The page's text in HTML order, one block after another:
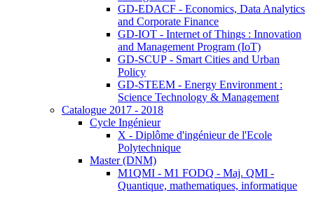
GD-EDACF - Economics, Data Analytics
and Corporate Finance
GD-IOT - Internet of Things : Innovation
and Management Program (IoT)
GD-SCUP - Smart Cities and Urban
Policy
GD-STEEM - Energy Environment :
Science Technology & Management
Catalogue 2017 - 2018
Cycle Ingénieur
X - Diplôme d'ingénieur de l'Ecole
Polytechnique
Master (DNM)
M1QMI - M1 FODQ - Maj. QMI -
Quantique, mathematiques, informatique